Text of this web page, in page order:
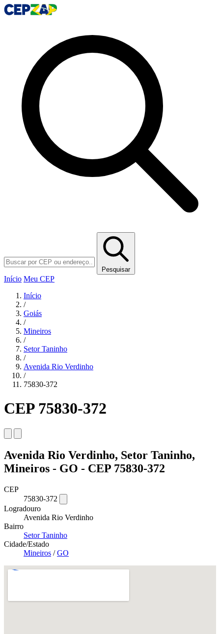
Pesquisar
Início Meu CEP
Início
/
Goiás
/
Mineiros
/
Setor Taninho
/
Avenida Rio Verdinho
/
75830-372
CEP 75830-372
Avenida Rio Verdinho, Setor Taninho,
Mineiros - GO - CEP 75830-372
CEP
75830-372
Logradouro
Avenida Rio Verdinho
Bairro
Setor Taninho
Cidade/Estado
Mineiros /GO